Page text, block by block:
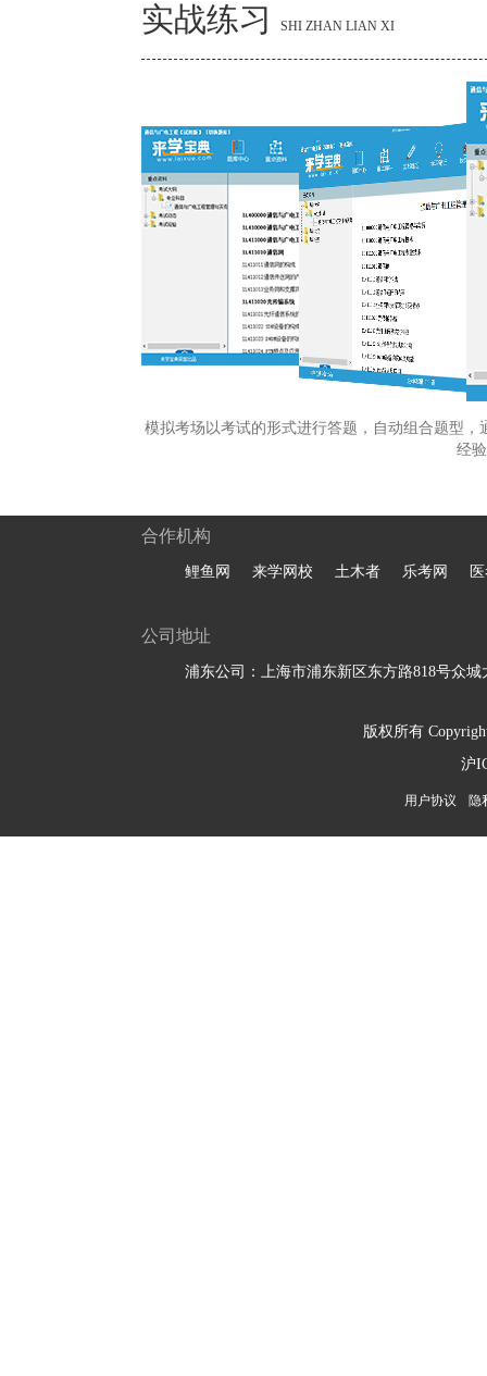
实战练习 SHI ZHAN LIAN XI
模拟考场以考试的形式进行答题，自动组合题型
经
合作机构
鲤鱼网 来学网校 土木者 乐考网
公司地址
浦东公司：上海市浦东新区东方路818号众城
版权所有
沪
用户协议 隐